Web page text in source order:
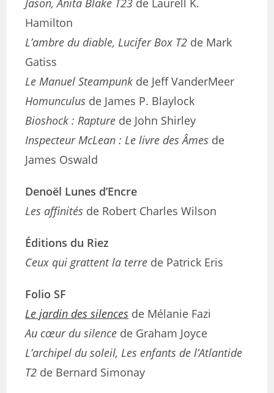
Jason, Anita Blake T23 de Laurell K.
Hamilton
L’ambre du diable, Lucifer Box T2 de Mark
Gatiss
Le Manuel Steampunk de Jeff VanderMeer
Homunculus de James P. Blaylock
Bioshock : Rapture de John Shirley
Inspecteur McLean : Le livre des Âmes de
James Oswald
Denoël Lunes d’Encre
Les affinités de Robert Charles Wilson
Éditions du Riez
Ceux qui grattent la terre de Patrick Eris
Folio SF
Le jardin des silences de Mélanie Fazi
Au cœur du silence de Graham Joyce
L’archipel du soleil, Les enfants de l’Atlantide
T2 de Bernard Simonay